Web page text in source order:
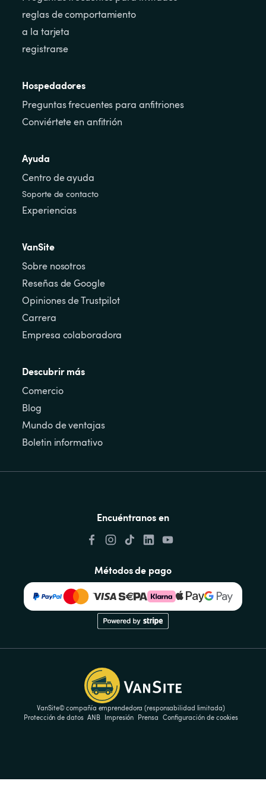
reglas de comportamiento
a la tarjeta
registrarse
Hospedadores
Preguntas frecuentes para anfitriones
Conviértete en anfitrión
Ayuda
Centro de ayuda
Soporte de contacto
Experiencias
VanSite
Sobre nosotros
Reseñas de Google
Opiniones de Trustpilot
Carrera
Empresa colaboradora
Descubrir más
Comercio
Blog
Mundo de ventajas
Boletin informativo
Encuéntranos en
Métodos de pago
VanSite© compañía emprendedora (responsabilidad limitada)
Protección de datos ANB Impresión Prensa Configuración de cookies